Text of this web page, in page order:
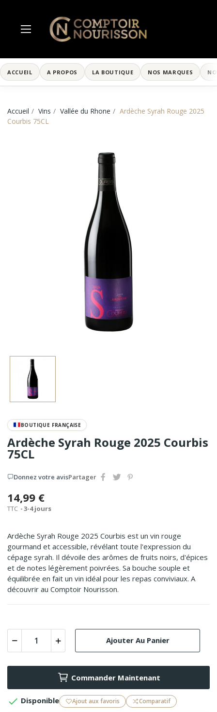
ACCUEIL A PROPOS LA BOUTIQUE NOS MARQUES
Accueil Vins Vallée du Rhone
Ardèche Syrah Rouge 2025
Courbis 75CL
BOUTIQUE FRANÇAISE
Ardèche Syrah Rouge 2025 Courbis
75CL
Donnez votre avisPartager
14,99 €
TTC 3-4 jours
Ardèche Syrah Rouge 2025 Courbis est un vin rouge
gourmand et accessible, révélant toute l'expression du
cépage syrah. Il dévoile des arômes de fruits noirs, d'épices
et de notes légèrement poivrées. Sa bouche souple et
équilibrée en fait un vin idéal pour les repas conviviaux. A
découvrir au Comptoir Nourisson.
Ajouter Au Panier
Commander Maintenant
 Disponible Ajout aux favoris Comparatif